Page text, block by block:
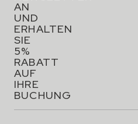
AN
UND
ERHALTEN
SIE
5%
RABATT
AUF
IHRE
BUCHUNG